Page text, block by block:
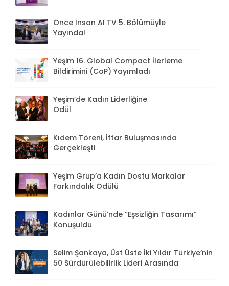
Önce İnsan AI TV 5. Bölümüyle
Yayında!
Yeşim 16. Global Compact İlerleme
Bildirimini (CoP) Yayımladı
Yeşim’de Kadın Liderliğine
Ödül
Kıdem Töreni, İftar Buluşmasında
Gerçekleşti
Yeşim Grup’a Kadın Dostu Markalar
Farkındalık Ödülü
Kadınlar Günü’nde “Eşsizliğin Tasarımı”
Konuşuldu
Selim Şankaya, Üst Üste İki Yıldır Türkiye’nin
50 Sürdürülebilirlik Lideri Arasında